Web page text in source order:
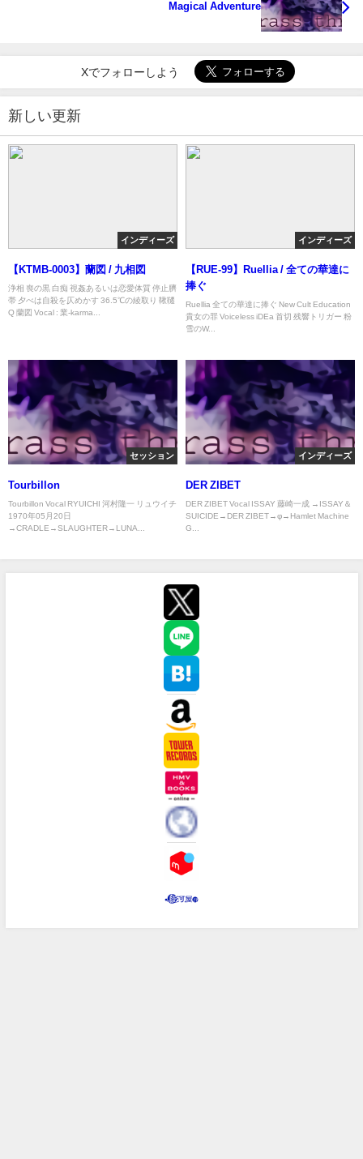
Magical Adventure
Xでフォローしよう
新しい更新
インディーズ
【KTMB-0003】蘭図 / 九相図
浄相 喪の黒 白痴 視姦あるいは恋愛体質 停止臍
帯 夕べは自殺を仄めかす 36.5℃の綾取り 鞦韆
Q 蘭図 Vocal : 業-karma...
インディーズ
【RUE-99】Ruellia / 全ての華達に
捧ぐ
Ruellia 全ての華達に捧ぐ New Cult Education
貴女の罪 Voiceless iDEa 首切 残響トリガー 粉
雪のW...
セッション
Tourbillon
Tourbillon Vocal RYUICHI 河村隆一 リュウイチ
1970年05月20日
→CRADLE→SLAUGHTER→LUNA...
インディーズ
DER ZIBET
DER ZIBET Vocal ISSAY 藤崎一成 →ISSAY＆
SUICIDE→DER ZIBET→φ→Hamlet Machine
G...